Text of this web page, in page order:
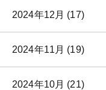
2024年12月 (17)
2024年11月 (19)
2024年10月 (21)